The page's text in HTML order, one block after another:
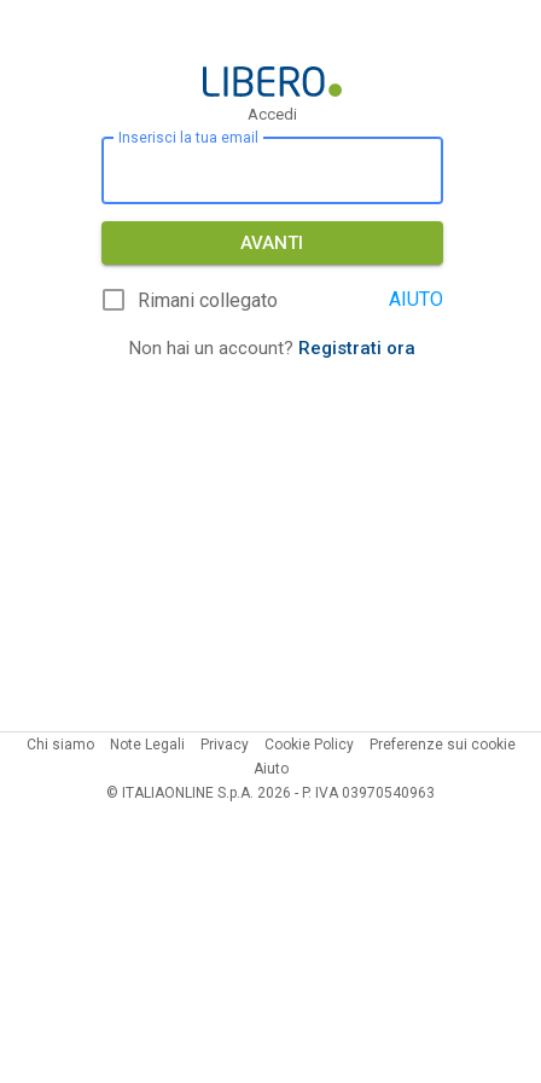
Accedi
Inserisci la tua email
AVANTI
Rimani collegato AIUTO
Non hai un account? Registrati ora
Chi siamo Note Legali Privacy Cookie Policy
Preferenze sui cookie
Aiuto
© ITALIAONLINE S.p.A. 2026 - P. IVA 03970540963